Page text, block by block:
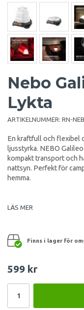
Nebo
Lykta
ARTIKELNUMMER: RN-
En kraftfull och flexibel
ljusstyrka. NEBO
kompakt transport och
nattsyn. Perfekt för
hemma.
LÄS MER
Finns i lager för
599 kr